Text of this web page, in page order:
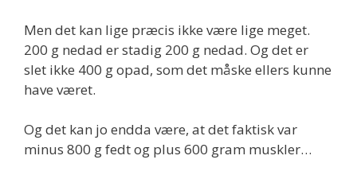
Men det kan lige præcis ikke være lige meget.
200 g nedad er stadig 200 g nedad. Og det er
slet ikke 400 g opad, som det måske ellers kunne
have været.
Og det kan jo endda være, at det faktisk var
minus 800 g fedt og plus 600 gram muskler…